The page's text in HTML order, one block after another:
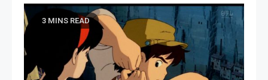
3 MINS READ